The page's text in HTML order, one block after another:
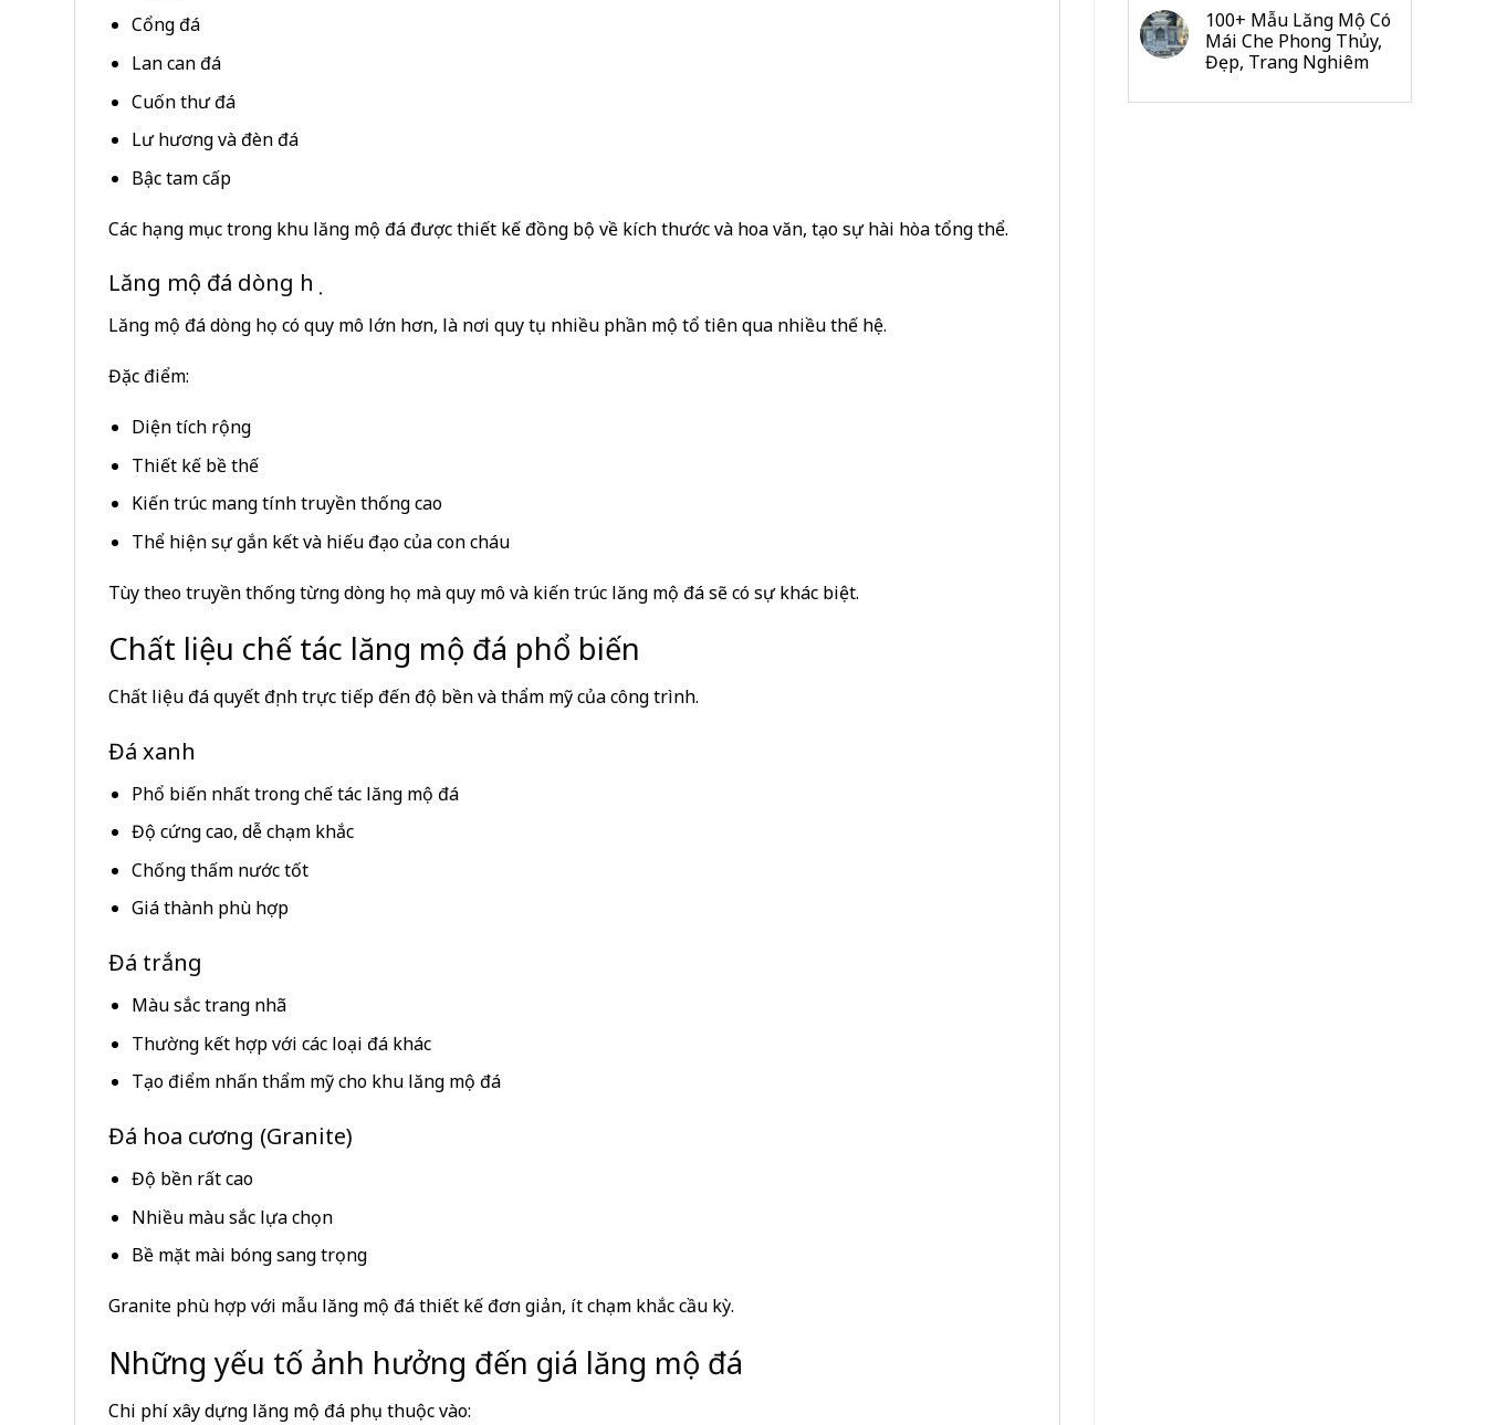
Mục
Cho
Gia
Đình
Dòng
100+ Mẫu Lăng Mộ Có
Mái Che Phong Thủy,
Đẹp, Trang Nghiêm
Cổng đá
Lan can đá
Cuốn thư đá
Lư hương và đèn đá
Bậc tam cấp
Các hạng mục trong khu lăng mộ đá được thiết kế đồng bộ về kích thước và hoa văn, tạo sự hài hòa tổng thể.
Lăng mộ đá dòng họ
Lăng mộ đá dòng họ có quy mô lớn hơn, là nơi quy tụ nhiều phần mộ tổ tiên qua nhiều thế hệ.
Đặc điểm:
Diện tích rộng
Thiết kế bề thế
Kiến trúc mang tính truyền thống cao
Thể hiện sự gắn kết và hiếu đạo của con cháu
Tùy theo truyền thống từng dòng họ mà quy mô và kiến trúc lăng mộ đá sẽ có sự khác biệt.
Chất liệu chế tác lăng mộ đá phổ biến
Chất liệu đá quyết định trực tiếp đến độ bền và thẩm mỹ của công trình.
Đá xanh
Phổ biến nhất trong chế tác lăng mộ đá
Độ cứng cao, dễ chạm khắc
Chống thấm nước tốt
Giá thành phù hợp
Đá trắng
Màu sắc trang nhã
Thường kết hợp với các loại đá khác
Tạo điểm nhấn thẩm mỹ cho khu lăng mộ đá
Đá hoa cương (Granite)
Độ bền rất cao
Nhiều màu sắc lựa chọn
Bề mặt mài bóng sang trọng
Granite phù hợp với mẫu lăng mộ đá thiết kế đơn giản, ít chạm khắc cầu kỳ.
Những yếu tố ảnh hưởng đến giá lăng mộ đá
Chi phí xây dựng lăng mộ đá phụ thuộc vào: